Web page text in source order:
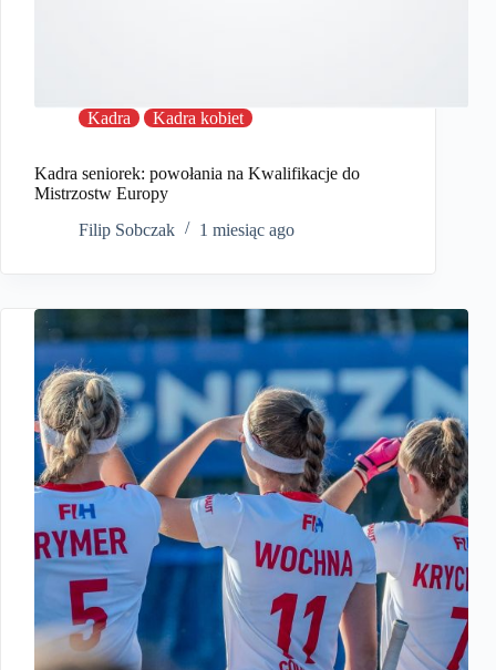
Kadra Kadra kobiet
Kadra seniorek: powołania na Kwalifikacje do
Mistrzostw Europy
Filip Sobczak
1 miesiąc ago